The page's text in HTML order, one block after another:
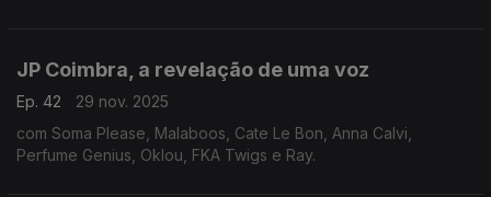
JP Coimbra, a revelação de uma voz
Ep. 42
29 nov. 2025
com Soma Please, Malaboos, Cate Le Bon, Anna Calvi,
Perfume Genius, Oklou, FKA Twigs e Ray.